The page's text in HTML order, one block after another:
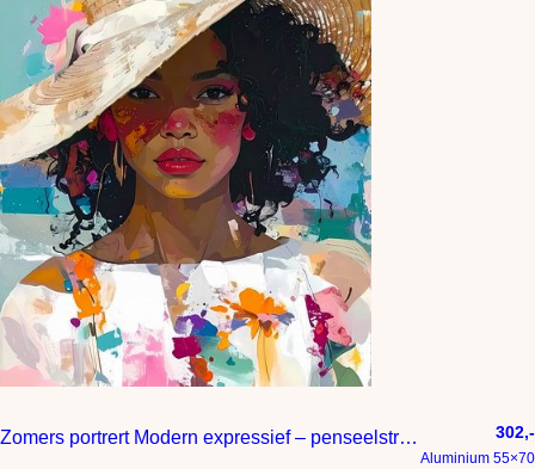
Zomers portrert Modern expressief – penseelstreken en abstracte kleurige vlakken 302,-
Aluminium 55×70